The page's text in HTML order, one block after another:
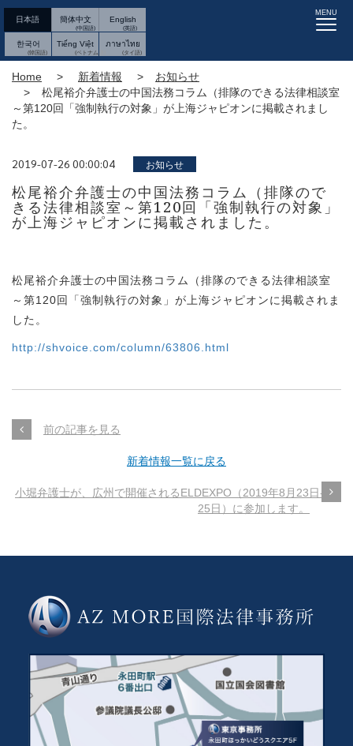
日本語 簡体中文 English
한국어 Tiếng Việt ภาษาไทย
MENU
Home 新着情報
お知らせ
松尾裕介弁護士の中国法務コラム（排隊のできる法律相談室
～第120回「強制執行の対象」が上海ジャピオンに掲載されまし
た。
2019-07-26 00:00:04 お知らせ
松尾裕介弁護士の中国法務コラム（排隊ので
きる法律相談室～第120回「強制執行の対象」
が上海ジャピオンに掲載されました。
松尾裕介弁護士の中国法務コラム（排隊のできる法律相談室
～第120回「強制執行の対象」が上海ジャピオンに掲載されま
した。
http://shvoice.com/column/63806.html
前の記事を見る
新着情報一覧に戻る
小堀弁護士が、広州で開催されるELDEXPO（2019年8月23日-8月
25日）に参加します。